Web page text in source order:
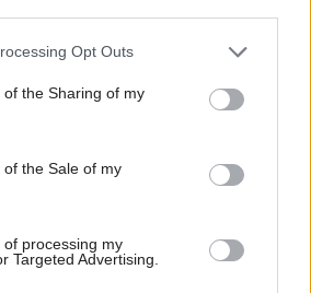
app uses one or more Google
or usage behaviour. You may click to
to Google and its third-party tags to
specified purposes in below Google
Opt Outs
the Sharing of my
the Sale of my
processing my
Targeted Advertising.
známy problém. Dvaja
majú dosť súkromia aj miesto pre